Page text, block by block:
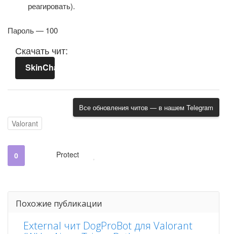
реагировать).
Пароль — 100
Скачать чит:
SkinChanger.rar
Все обновления читов — в нашем Telegram
Valorant
0 Protect
Похожие публикации
External чит DogProBot для Valorant